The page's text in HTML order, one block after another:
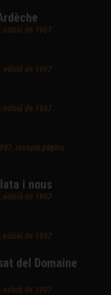
edició de 1907
edició de 1907
edició de 1907
recepta pàgina
i nous
edició de 1907
edició de 1907
del Domaine
edició de 1907